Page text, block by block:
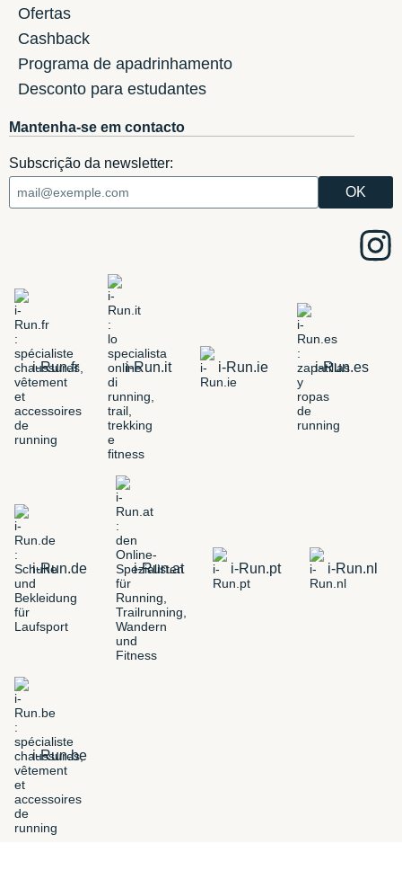
Ofertas
Cashback
Programa de apadrinhamento
Desconto para estudantes
Mantenha-se em contacto
Subscrição da newsletter:
i-Run.fr i-Run.it i-Run.ie i-Run.es
i-Run.de i-Run.at i-Run.pt i-Run.nl
i-Run.be